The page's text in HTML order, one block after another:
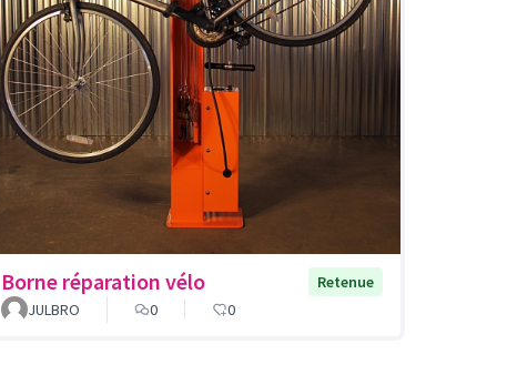
Borne réparation vélo
Retenue
JULBRO
0 0